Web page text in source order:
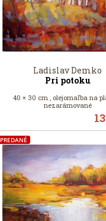
Ladislav Demko
Pri potoku
40 × 30 cm , olejomaľba na
nezarámované
PREDANÉ